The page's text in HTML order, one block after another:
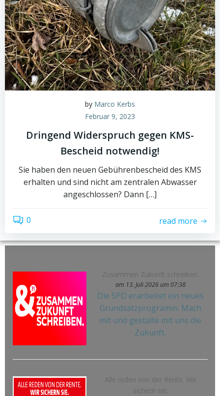
by Marco Kerbs
Februar 9, 2023
Dringend Widerspruch gegen KMS-
Bescheid notwendig!
Sie haben den neuen Gebührenbescheid des KMS
erhalten und sind nicht am zentralen Abwasser
angeschlossen? Dann […]
0 read more
Zusammen Zukunft schreiben.
am 13. Juli 2026 um 07:38
Die SPD erarbeitet ein neues
Grundsatzprogramm. Mach
mit und gestalte mit uns die
Zukunft.
Alle reden von der Rente. Wir
sichern sie.